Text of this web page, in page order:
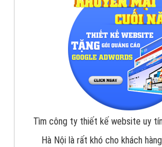
Tìm công ty thiết kế website uy
Hà Nội là rất khó cho khách